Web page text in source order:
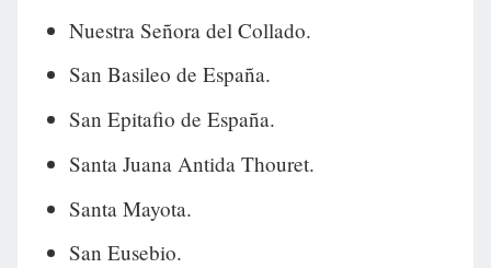
Nuestra Señora del Collado.
San Basileo de España.
San Epitafio de España.
Santa Juana Antida Thouret.
Santa Mayota.
San Eusebio.